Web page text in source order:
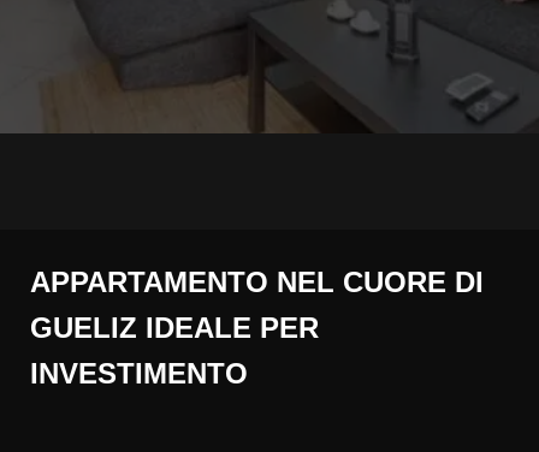
APPARTAMENTO NEL CUORE DI
GUELIZ IDEALE PER
INVESTIMENTO